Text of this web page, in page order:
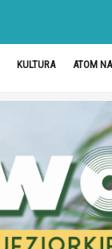
KULTURA ATOM